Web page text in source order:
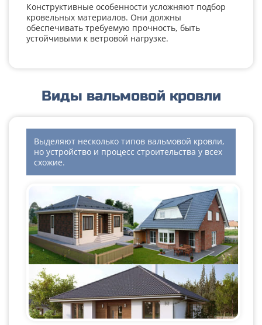
Конструктивные особенности усложняют подбор
кровельных материалов. Они должны
обеспечивать требуемую прочность, быть
устойчивыми к ветровой нагрузке.
Виды вальмовой кровли
Выделяют несколько типов вальмовой кровли,
но устройство и процесс строительства у всех
схожие.